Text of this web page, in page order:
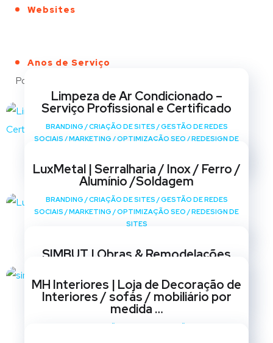
Websites
Anos de Serviço
Portfólio
Limpeza de Ar Condicionado –
Serviço Profissional e Certificado
BRANDING /CRIAÇÃO DE SITES /GESTÃO DE REDES
SOCIAIS /MARKETING /OPTIMIZAÇÃO SEO /REDESIGN DE
LuxMetal | Serralharia / Inox / Ferro /
Alumínio /Soldagem
BRANDING /CRIAÇÃO DE SITES /GESTÃO DE REDES
SOCIAIS /MARKETING /OPTIMIZAÇÃO SEO /REDESIGN DE
SITES
SIMBUT | Obras & Remodelações
SOCIAIS /MARKETING OPTIMIZAÇÃO SEO/ REDESIGN DE
SITES
MH Interiores | Loja de Decoração de
Interiores / sofás / mobiliário por
medida …